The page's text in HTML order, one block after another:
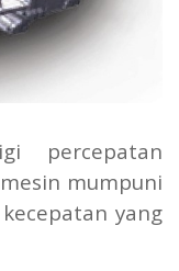
percepatan
mumpuni
yang